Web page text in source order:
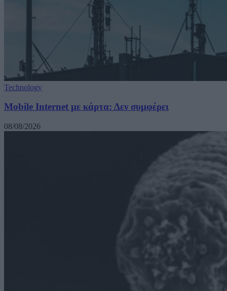
Technology
Mobile Internet με κάρτα: Δεν συμφέρει
08/08/2026